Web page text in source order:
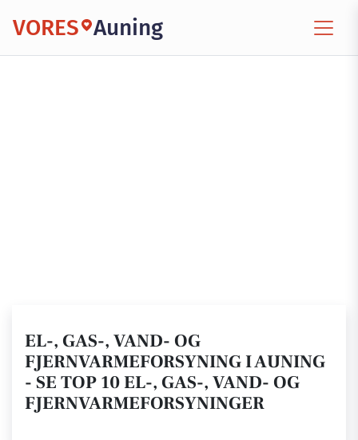
VORES Auning
EL-, GAS-, VAND- OG
FJERNVARMEFORSYNING I AUNING
- SE TOP 10 EL-, GAS-, VAND- OG
FJERNVARMEFORSYNINGER